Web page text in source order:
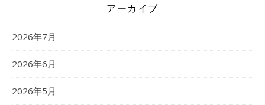
アーカイブ
2026年7月
2026年6月
2026年5月